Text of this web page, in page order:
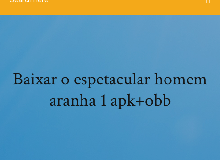
Baixar o espetacular homem
aranha 1 apk+obb